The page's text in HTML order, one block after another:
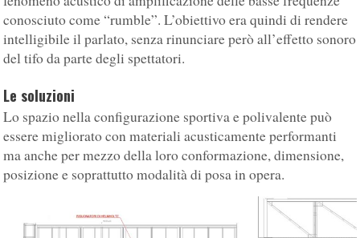
conosciuto come “rumble”. L’obiettivo era quindi di rendere
intelligibile il parlato, senza rinunciare però all’effetto sonoro
del tifo da parte degli spettatori.
Le soluzioni
Lo spazio nella configurazione sportiva e polivalente può
essere migliorato con materiali acusticamente performanti
ma anche per mezzo della loro conformazione, dimensione,
posizione e soprattutto modalità di posa in opera.